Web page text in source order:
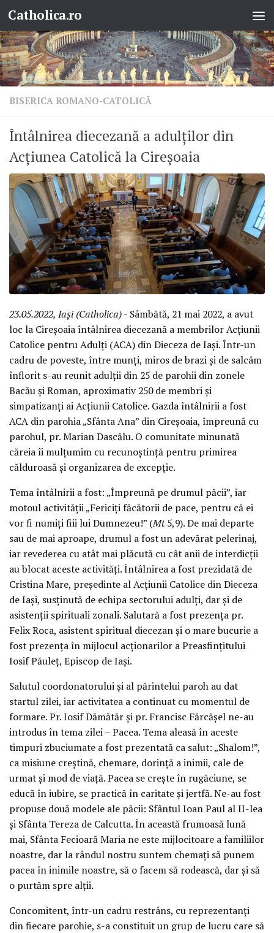
Skip to content
Catholica.ro
BISERICA ROMANO-CATOLICĂ
Întâlnirea diecezană a adulților din
Acțiunea Catolică la Cireșoaia
23.05.2022, Iași (Catholica)- Sâmbătă, 21 mai 2022, a avut
loc la Cireșoaia întâlnirea diecezană a membrilor Acțiunii
Catolice pentru Adulți (ACA) din Dieceza de Iași. Într-un
cadru de poveste, între munți, miros de brazi și de salcâm
înflorit s-au reunit adulții din 25 de parohii din zonele
Bacău și Roman, aproximativ 250 de membri și
simpatizanți ai Acțiunii Catolice. Gazda întâlnirii a fost
ACA din parohia „Sfânta Ana” din Cireșoaia, împreună cu
parohul, pr. Marian Dascălu. O comunitate minunată
căreia îi mulțumim cu recunoștință pentru primirea
călduroasă și organizarea de excepție.
Tema întâlnirii a fost: „Împreună pe drumul păcii”, iar
motoul activității „Fericiți făcătorii de pace, pentru că ei
vor fi numiți fiii lui Dumnezeu!” (Mt5,9). De mai departe
sau de mai aproape, drumul a fost un adevărat pelerinaj,
iar revederea cu atât mai plăcută cu cât anii de interdicții
au blocat aceste activități. Întâlnirea a fost prezidată de
Cristina Mare, președinte al Acțiunii Catolice din Dieceza
de Iași, susținută de echipa sectorului adulți, dar și de
asistenții spirituali zonali. Salutară a fost prezența pr.
Felix Roca, asistent spiritual diecezan și o mare bucurie a
fost prezența în mijlocul acționarilor a Preasfințitului
Iosif Păuleț, Episcop de Iași.
Salutul coordonatorului și al părintelui paroh au dat
startul zilei, iar activitatea a continuat cu momentul de
formare. Pr. Iosif Dămătăr și pr. Francisc Fărcășel ne-au
introdus în tema zilei – Pacea. Tema aleasă în aceste
timpuri zbuciumate a fost prezentată ca salut: „Shalom!”,
ca misiune creștină, chemare, dorință a inimii, cale de
urmat și mod de viață. Pacea se crește în rugăciune, se
educă în iubire, se practică în caritate și jertfă. Ne-au fost
propuse două modele ale păcii: Sfântul Ioan Paul al II-lea
și Sfânta Tereza de Calcutta. În această frumoasă lună
mai, Sfânta Fecioară Maria ne este mijlocitoare a familiilor
noastre, dar la rândul nostru suntem chemați să punem
pacea în inimile noastre, să o facem să rodească, dar și să
o purtăm spre alții.
Concomitent, într-un cadru restrâns, cu reprezentanți
din fiecare parohie, s-a constituit un grup de lucru care să